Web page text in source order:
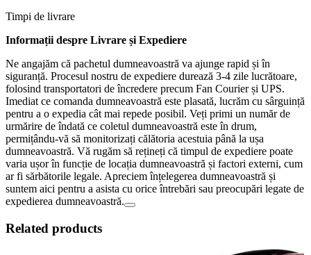
Timpi de livrare
Informații despre Livrare și Expediere
Ne angajăm că pachetul dumneavoastră va ajunge rapid și în
siguranță. Procesul nostru de expediere durează 3-4 zile lucrătoare,
folosind transportatori de încredere precum Fan Courier și UPS.
Imediat ce comanda dumneavoastră este plasată, lucrăm cu sârguință
pentru a o expedia cât mai repede posibil. Veți primi un număr de
urmărire de îndată ce coletul dumneavoastră este în drum,
permițându-vă să monitorizați călătoria acestuia până la ușa
dumneavoastră. Vă rugăm să rețineți că timpul de expediere poate
varia ușor în funcție de locația dumneavoastră și factori externi, cum
ar fi sărbătorile legale. Apreciem înțelegerea dumneavoastră și
suntem aici pentru a asista cu orice întrebări sau preocupări legate de
expedierea dumneavoastră.
Related products